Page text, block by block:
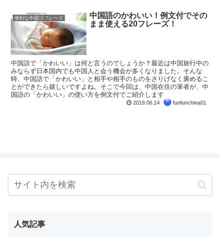
便利な中国語フレーズ
中国語のかわいい！例文付でその
まま使える20フレーズ！
中国語で「かわいい」は何と言うのでしょうか？最近は中国旅行中の
みならず日本国内でも中国人と会う機会が多くなりました。そんな
時、中国語で「かわいい」と相手や相手のものをさりげなく褒めるこ
とができたら嬉しいですよね。そこで今回は、中国在住の筆者が、中
国語の「かわいい」の使い方を例文付でご紹介します
2018.06.14 funfunchina01
人気記事